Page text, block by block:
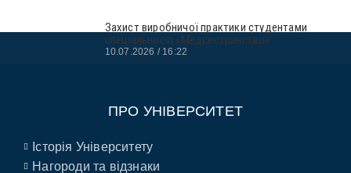
Захист виробничої практики студентами
спеціальності «Медсестринство»
10.07.2026 16:22
ПРО УНІВЕРСИТЕТ
Історія Університету
Нагороди та відзнаки